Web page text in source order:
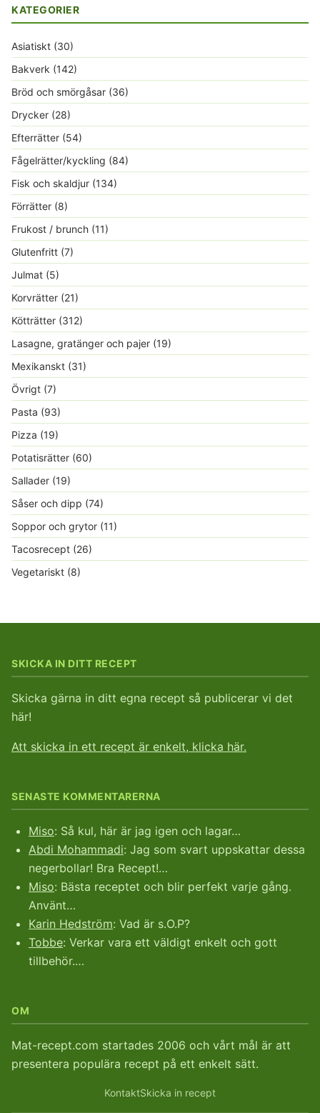
KATEGORIER
Asiatiskt (30)
Bakverk (142)
Bröd och smörgåsar (36)
Drycker (28)
Efterrätter (54)
Fågelrätter/kyckling (84)
Fisk och skaldjur (134)
Förrätter (8)
Frukost / brunch (11)
Glutenfritt (7)
Julmat (5)
Korvrätter (21)
Kötträtter (312)
Lasagne, gratänger och pajer (19)
Mexikanskt (31)
Övrigt (7)
Pasta (93)
Pizza (19)
Potatisrätter (60)
Sallader (19)
Såser och dipp (74)
Soppor och grytor (11)
Tacosrecept (26)
Vegetariskt (8)
SKICKA IN DITT RECEPT
Skicka gärna in ditt egna recept så publicerar vi det
här!
Att skicka in ett recept är enkelt, klicka här.
SENASTE KOMMENTARERNA
Miso: Så kul, här är jag igen och lagar…
Abdi Mohammadi: Jag som svart uppskattar dessa
negerbollar! Bra Recept!…
Miso: Bästa receptet och blir perfekt varje gång.
Använt…
Karin Hedström: Vad är s.O.P?
Tobbe: Verkar vara ett väldigt enkelt och gott
tillbehör.…
OM
Mat-recept.com startades 2006 och vårt mål är att
presentera populära recept på ett enkelt sätt.
KontaktSkicka in recept